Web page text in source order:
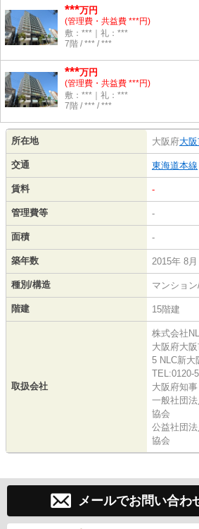
***万円
(管理費・共益費 ***円)
敷：***｜礼：***
7階 / *** / ***
***万円
(管理費・共益費 ***円)
敷：***｜礼：***
7階 / *** / ***
所在地 大阪府大
交通 東海道本線
賃料 -
管理費等 -
面積 -
築年数 2015年 8
種別/構造 マンショ
階建 15階建
取扱会社
株式会社
大阪府大
5 NLC新大
TEL:0120-
大阪府知
一般社団
協会
公益社団
協会
メールでお問い合わ